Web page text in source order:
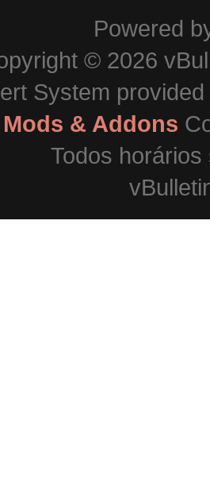
Powered
© 2026
System
& Addons
Todos